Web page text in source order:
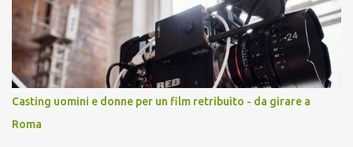
Casting uomini e donne per un film retribuito - da girare a
Roma